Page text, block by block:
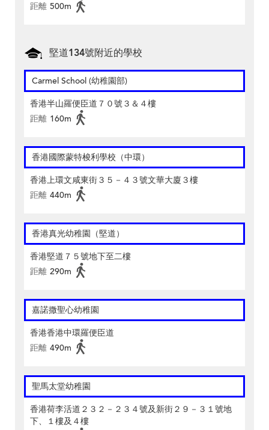
距離 500m
堅道134號附近的學校
Carmel School (幼稚園部)
香港半山羅便臣道７０號３＆４樓
距離 160m
香港國際蒙特梭利學校（中環）
香港上環文咸東街３５－４３號文華大廈３樓
距離 440m
香港真光幼稚園（堅道）
香港堅道７５號地下至二樓
距離 290m
嘉諾撒聖心幼稚園
香港香港中環羅便臣道
距離 490m
聖馬太堂幼稚園
香港荷李活道２３２－２３４號及新街２９－３１號地
下、１樓及４樓